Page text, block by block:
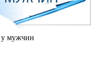
у мужчин